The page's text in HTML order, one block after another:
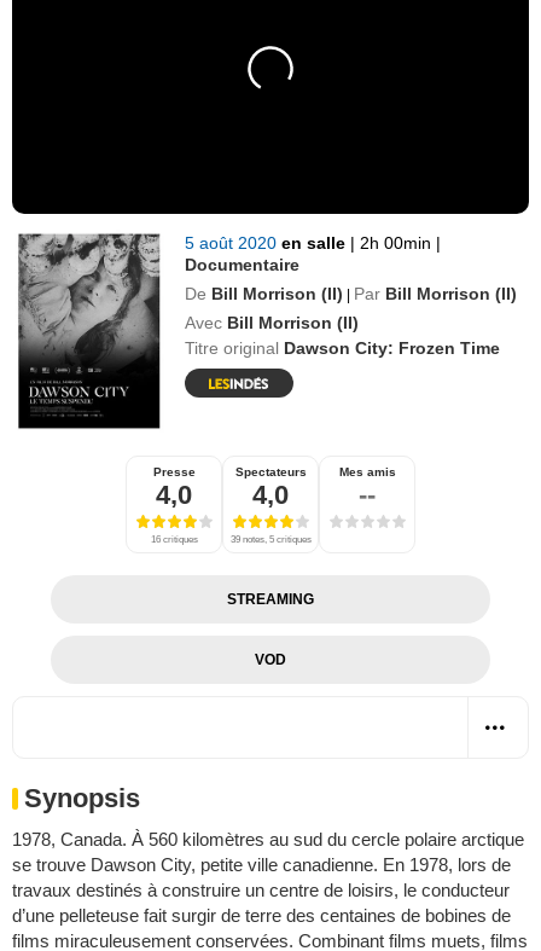
5 août 2020en salle | 2h 00min |
Documentaire
De Bill Morrison (II) | Par Bill Morrison (II)
Avec Bill Morrison (II)
Titre original Dawson City: Frozen Time
Presse
4,0
16 critiques
Spectateurs
4,0
39 notes, 5 critiques
Mes amis
--
STREAMING
VOD
Synopsis
1978, Canada. À 560 kilomètres au sud du cercle polaire arctique
se trouve Dawson City, petite ville canadienne. En 1978, lors de
travaux destinés à construire un centre de loisirs, le conducteur
d’une pelleteuse fait surgir de terre des centaines de bobines de
films miraculeusement conservées. Combinant films muets, films